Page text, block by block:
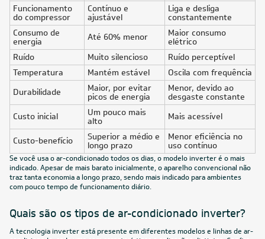
Funcionamento
do compressor
Contínuo e
ajustável
Liga e desliga
constantemente
Consumo de
energia
Até 60% menor
Maior consumo
elétrico
Ruído
Muito silencioso
Ruído perceptível
Temperatura
Mantém estável
Oscila com frequência
Durabilidade
Maior, por evitar
picos de energia
Menor, devido ao
desgaste constante
Custo inicial
Um pouco mais
alto
Mais acessível
Custo-benefício
Superior a médio e
longo prazo
Menor eficiência no
uso contínuo
Se você usa o ar-condicionado todos os dias, o modelo inverter é o mais
indicado. Apesar de mais barato inicialmente, o aparelho convencional não
traz tanta economia a longo prazo, sendo mais indicado para ambientes
com pouco tempo de funcionamento diário.
Quais são os tipos de ar-condicionado inverter?
A tecnologia inverter está presente em diferentes modelos e linhas de ar-